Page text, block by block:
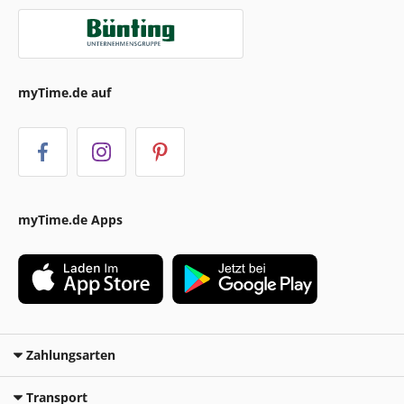
myTime.de auf
myTime.de Apps
Zahlungsarten
Transport